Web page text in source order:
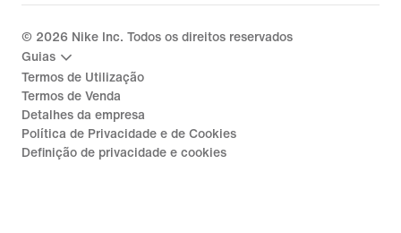
© 2026 Nike Inc. Todos os direitos reservados
Guias
Termos de Utilização
Termos de Venda
Detalhes da empresa
Política de Privacidade e de Cookies
Definição de privacidade e cookies